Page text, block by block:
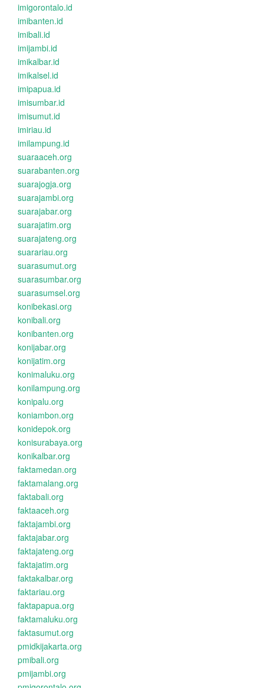
imigorontalo.id
imibanten.id
imibali.id
imijambi.id
imikalbar.id
imikalsel.id
imipapua.id
imisumbar.id
imisumut.id
imiriau.id
imilampung.id
suaraaceh.org
suarabanten.org
suarajogja.org
suarajambi.org
suarajabar.org
suarajatim.org
suarajateng.org
suarariau.org
suarasumut.org
suarasumbar.org
suarasumsel.org
konibekasi.org
konibali.org
konibanten.org
konijabar.org
konijatim.org
konimaluku.org
konilampung.org
konipalu.org
koniambon.org
konidepok.org
konisurabaya.org
konikalbar.org
faktamedan.org
faktamalang.org
faktabali.org
faktaaceh.org
faktajambi.org
faktajabar.org
faktajateng.org
faktajatim.org
faktakalbar.org
faktariau.org
faktapapua.org
faktamaluku.org
faktasumut.org
pmidkijakarta.org
pmibali.org
pmijambi.org